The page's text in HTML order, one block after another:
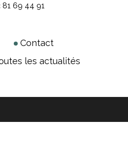
81 69 44 91
Contact
les actualités